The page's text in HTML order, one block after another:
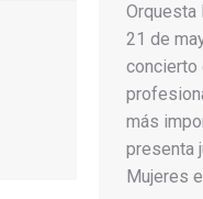
Orquesta
21 de
concierto
más
presenta
Mujeres